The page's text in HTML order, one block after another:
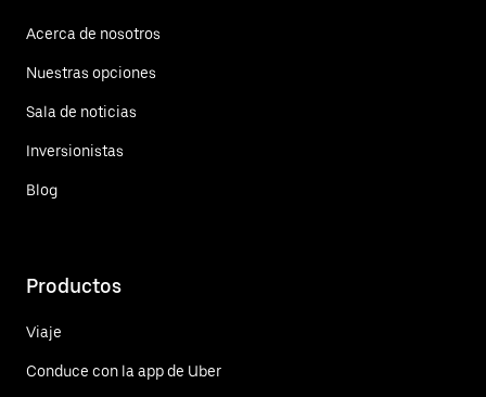
Acerca de nosotros
Nuestras opciones
Sala de noticias
Inversionistas
Blog
Productos
Viaje
Conduce con la app de Uber